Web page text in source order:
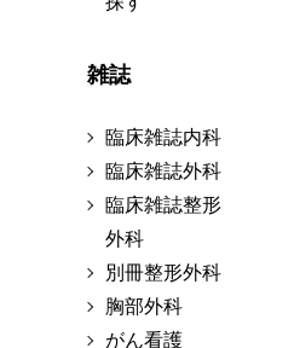
雑誌
臨床雑誌内科
臨床雑誌外科
臨床雑誌整形
外科
別冊整形外科
胸部外科
がん看護